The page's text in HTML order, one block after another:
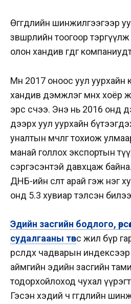
Өгөгдлийн шинжилгээгээр
зөвшөөрлийн тоогоор
олон хандив өгдөг
Мөн 2017 оноос уул
хандив дэмжлэг өмнөх хоёр
эрс өсчээ. Энэ нь 2016 онд
дээрх уул уурхайн
уналтын мөчлөг тохиож
манай голлох экспортын
сэргэсэнтэй давхцаж
ДНБ-ийн өсөлт арай гэж нэг
онд 5.3 хувиар тэлсэн
Эдийн засгийн бодлого,
судалгааны төвөөс жил бүр
өрсөлдөх чадварын
аймгийн эдийн засгийн
тодорхойлоход чухал
Гэсэн хэдий ч өгөгдлийн